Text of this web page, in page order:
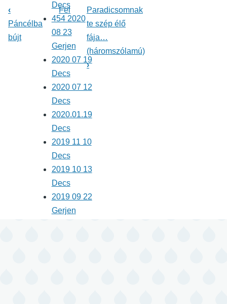
Könyv
kereszthivatkozásai
Énekeskönyv
‹
Páncélba
bújt
Fel
Paradicsomnak
te szép élő
fája…
(háromszólamú)
›
Decs
454 2020
08 23
Gerjen
2020 07 19
Decs
2020 07 12
Decs
2020.01.19
Decs
2019 11 10
Decs
2019 10 13
Decs
2019 09 22
Gerjen